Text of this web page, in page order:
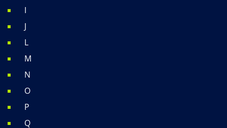
I
J
L
M
N
O
P
Q